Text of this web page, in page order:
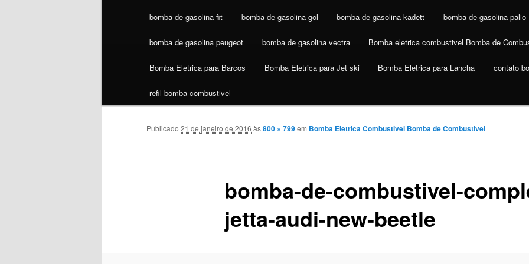
bomba de gasolina fit bomba de gasolina gol bomba de gasolina kadett bomba de gasolina palio
bomba de gasolina peugeot bomba de gasolina vectra Bomba eletrica combustivel Bomba de
Bomba Eletrica para Barcos Bomba Eletrica para Jet ski Bomba Eletrica para Lancha contato
refil bomba combustivel
bomba-de-combustivel-
jetta-audi-new-beetle
Publicado 21 de janeiro de 2016 às800 × 799em Bomba Eletrica Combustivel Bomba de Combustivel